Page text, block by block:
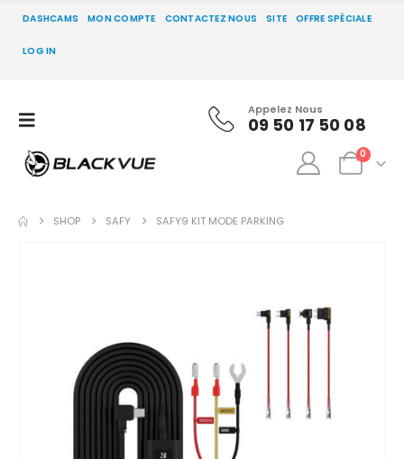
DASHCAMS MON COMPTE CONTACTEZ NOUS SITE OFFRE SPÉCIALE
LOG IN
Appelez Nous
09 50 17 50 08
0
SHOP SAFY SAFY9 KIT MODE PARKING